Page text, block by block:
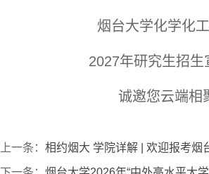
烟台大学化学化
2027年研究生招生
诚邀您云端相
上一条： 相约烟大 学院详解 | 欢迎报考烟